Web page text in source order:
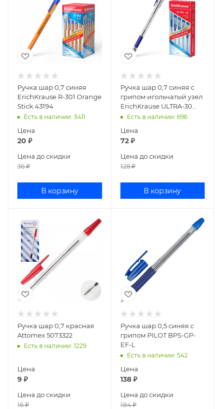
Ручка шар 0,7 синяя
ErichKrause R-301 Orange
Stick 43194
Есть в наличии: 3411
Цена
20 ₽
Цена до скидки
36₽
В корзину
Ручка шар 0,7 синяя с
грипом игольчатый узел
ErichKrause ULTRA-30
19613
Есть в наличии: 696
Цена
72₽
Цена до скидки
128₽
В корзину
Ручка шар 0,7 красная
Attomex 5073322
Есть в наличии: 1229
Цена
9 ₽
Цена до скидки
16₽
Ручка шар 0,5 синяя с
грипом PILOT BPS-GP-
EF-L
Есть в наличии: 542
Цена
138₽
Цена до скидки
184₽